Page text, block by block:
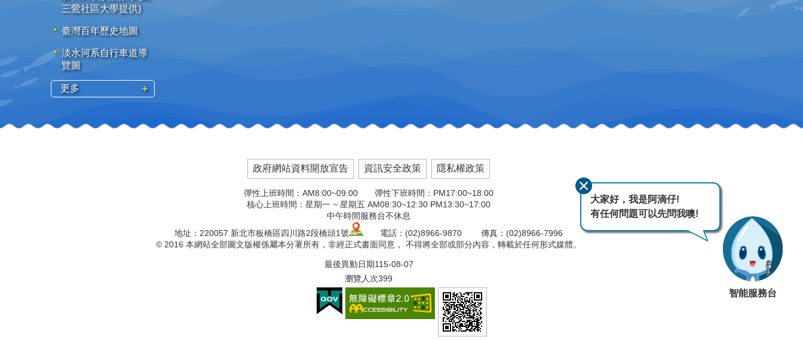
三鶯社區大學提供)
臺灣百年歷史地圖
淡水河系自行車道導
覽圖
更多
政府網站資料開放宣告 資訊安全政策 隱私權政策
彈性上班時間：AM8:00~09:00 彈性下班時間：PM17:00~18:00
核心上班時間：星期一 ~ 星期五 AM08:30~12:30 PM13:30~17:00
中午時間服務台不休息
地址：220057 新北市板橋區四川路2段橋頭1號
電話：(02)8966-9870 傳真：(02)8966-7996
© 2016 本網站全部圖文版權係屬本分署所有，非經正式書面同意， 不得將全部或部分內容，轉載於任何形式媒體。
最後異動日期115-08-07
瀏覽人次399
大家好，我是阿滴仔!
有任何問題可以先問我噢!
智能服務台